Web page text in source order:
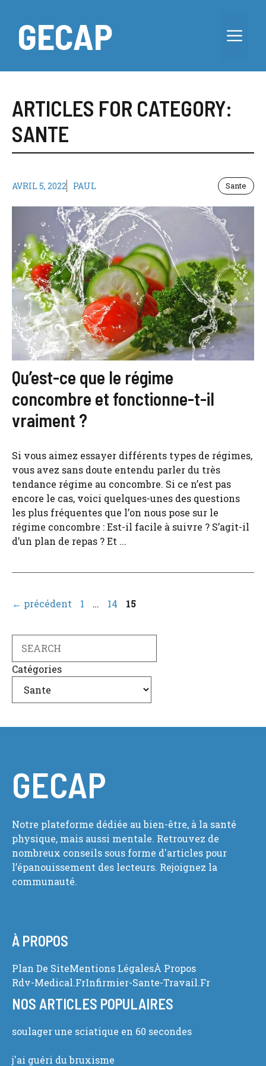
contenuGECAP
ARTICLES FOR CATEGORY:
SANTE
AVRIL 5, 2022 PAUL Sante
Qu’est-ce que le régime
concombre et fonctionne-t-il
vraiment ?
Si vous aimez essayer différents types de régimes,
vous avez sans doute entendu parler du très
tendance régime au concombre. Si ce n’est pas
encore le cas, voici quelques-unes des questions
les plus fréquentes que l’on nous pose sur le
régime concombre : Est-il facile à suivre ? S’agit-il
d’un plan de repas ? Et ...
← précédent Page
1 … Page
14 Page
15
Catégories
GECAP
Notre plateforme dédiée au bien-être, à la santé
physique, mais aussi mentale. Retrouvez de
nombreux conseils sous forme d'articles pour
l’épanouissement des lecteurs. Rejoignez la
communauté.
À PROPOS
Plan De SiteMentions LégalesÀ Propos
Rdv-Medical.frInfirmier-Sante-Travail.fr
NOS ARTICLES POPULAIRES
soulager une sciatique en 60 secondes
j'ai guéri du bruxisme